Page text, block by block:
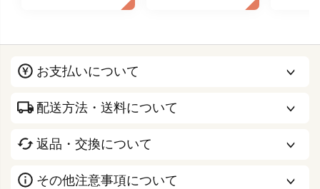
お支払いについて
配送方法・送料について
返品・交換について
その他注意事項について